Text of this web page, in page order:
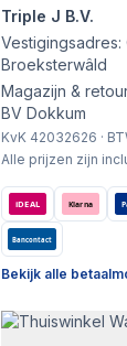
Triple J B.V.
Vestigingsadres:
Broeksterwâld
Magazijn &
BV Dokkum
KvK 42032626 ·
Alle prijzen zijn
iDEAL Klarna
Bancontact
Bekijk alle